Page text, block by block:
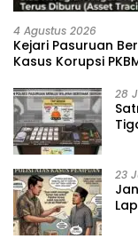
4 Agustus 2026
Kejari Pasuruan
Kasus Korupsi
28
23